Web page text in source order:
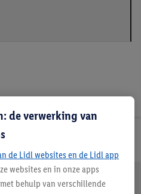
Nieuwsbrief
webshop klant
winkelen
de verwerking van
de Lidl websites en de Lidl app
websites en in onze apps
behulp van verschillende